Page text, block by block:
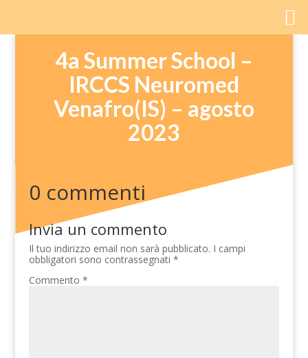
4a Summer School –
IRCCS Neuromed
Venafro(IS) – agosto
2023
0 commenti
Invia un commento
Il tuo indirizzo email non sarà pubblicato. I campi
obbligatori sono contrassegnati*
Commento*